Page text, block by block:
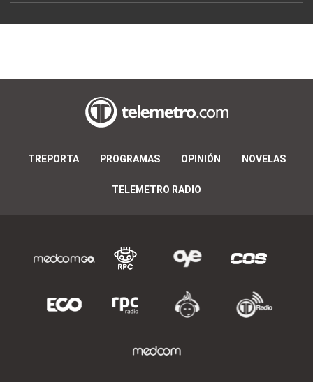
TREPORTA PROGRAMAS OPINIÓN NOVELAS
TELEMETRO RADIO